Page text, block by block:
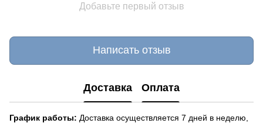
Добавьте первый отзыв
Написать отзыв
Доставка Оплата
График работы: Доставка осуществляется 7 дней в неделю,